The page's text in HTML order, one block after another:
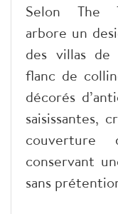
Selon The
arbore un
des villas
flanc de
décorés
saisissantes,
conservant
sans